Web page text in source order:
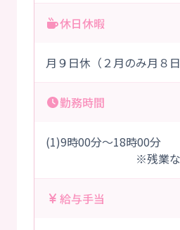
休日休暇
月９日休（２月のみ月８日
勤務時間
(1)9時00分～18時00分
※残業な
給与手当